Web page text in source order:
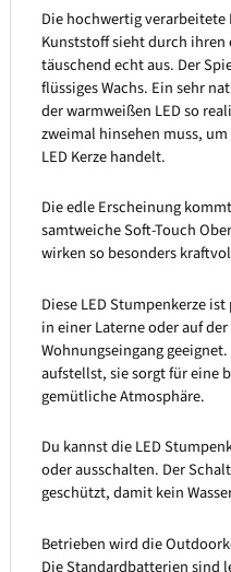
Die hochwertig verarbeitete
Kunststoff sieht durch ihren
täuschend echt aus. Der
flüssiges Wachs. Ein sehr
der warmweißen LED so
zweimal hinsehen muss,
LED Kerze handelt.
Die edle Erscheinung
samtweiche Soft-Touch
wirken so besonders
Diese LED Stumpenkerze
in einer Laterne oder auf
Wohnungseingang
aufstellst, sie sorgt für eine
gemütliche Atmosphäre.
Du kannst die LED
oder ausschalten. Der
geschützt, damit kein
Betrieben wird die
Die Standardbatterien sind